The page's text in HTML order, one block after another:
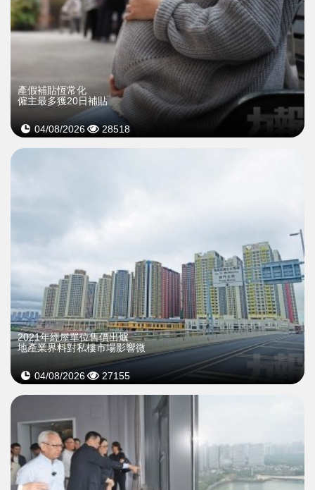
產假補貼恆常化
僱主最多獲20日補貼
04/08/2026 28518
2021年經屋單位售價出爐
地產業界料對私樓市場影響微
04/08/2026 27155